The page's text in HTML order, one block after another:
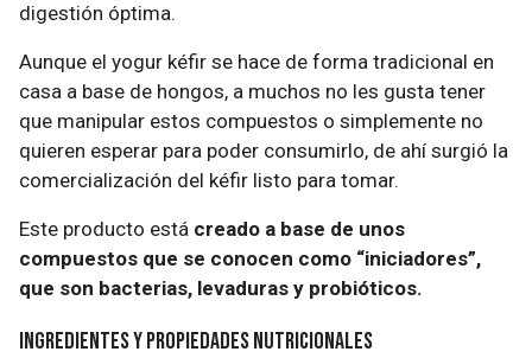
digestión óptima.
Aunque el yogur kéfir se hace de forma tradicional en
casa a base de hongos, a muchos no les gusta tener
que manipular estos compuestos o simplemente no
quieren esperar para poder consumirlo, de ahí surgió la
comercialización del kéfir listo para tomar.
Este producto está creado a base de unos
compuestos que se conocen como “iniciadores”,
que son bacterias, levaduras y probióticos.
Ingredientes y propiedades nutricionales